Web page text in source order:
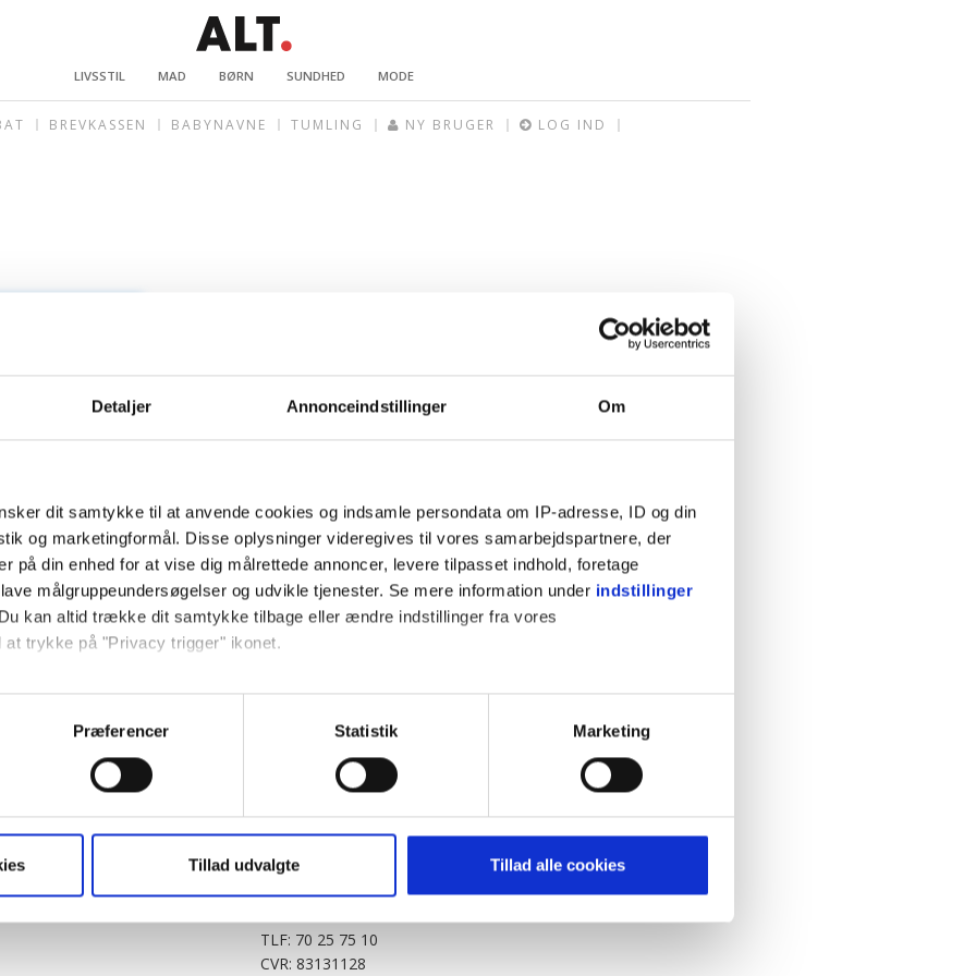
Detaljer Annonceindstillinger Om
dit samtykke til at anvende cookies og indsamle persondata om IP-adresse, ID og din
og marketingformål. Disse oplysninger videregives til vores samarbejdspartnere, der
på din enhed for at vise dig målrettede annoncer, levere tilpasset indhold, foretage
målgruppeundersøgelser og udvikle tjenester. Se mere information under indstillinger
kan altid trække dit samtykke tilbage eller ændre indstillinger fra vores
at trykke på "Privacy trigger" ikonet.
gerne:
om din placering, der kan være nøjagtig inden for få meter
baseret på en scanning af dens unikke karakteristika (fingerprinting)
må bruge egne cookies og cookies fra tredjeparter til at optimere dit besøg på vores
generere statistik og huske dine præferencer samt til brug for markedsføring, så vi
tilbage. Du skal være opmærksom på, at vores hjemmeside muligvis ikke fungerer
cookies eller tilbagetrækker et samtykke. Du kan læse mere om vores brug af cookies
Præferencer Statistik Marketing
Tillad udvalgte Tillad alle cookies
LIVSSTIL MAD BØRN SUNDHED MODE
BREVKASSEN BABYNAVNE TUMLING NY BRUGER LOG IND
KitchenOne.dk
Jollyroom.dk
Outnorth.dk
Klikk.no
Alt.dk
Realityportalen.dk
Cookiepolitik
Privatlivspolitik
BABY.DK
Story House Egmont A/S
Strødamvej 46
TLF: 70 25 75 10
CVR: 83131128